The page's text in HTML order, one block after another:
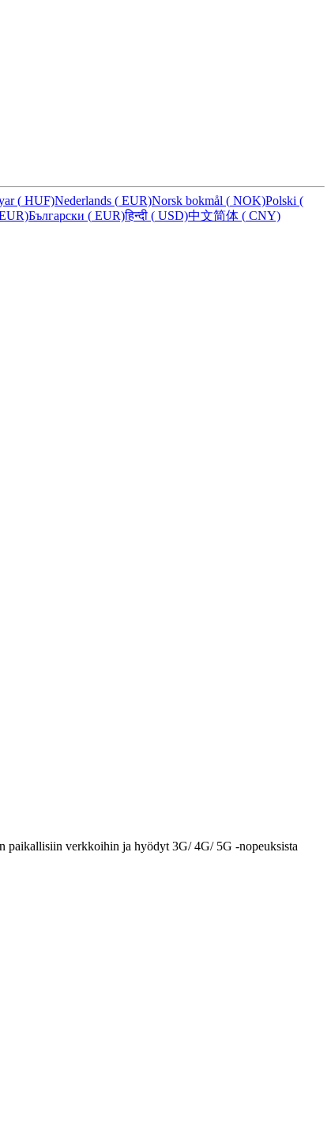
( HUF)Nederlands ( EUR)Norsk bokmål ( NOK)Polski (
Български ( EUR)हिन्दी ( USD)中文简体 ( CNY)
paikallisiin verkkoihin ja hyödyt 3G/ 4G/ 5G -nopeuksista